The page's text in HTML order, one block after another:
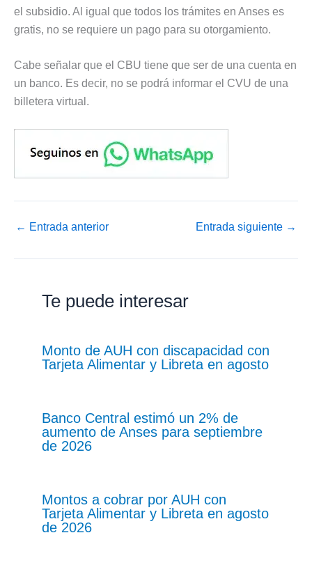
el subsidio. Al igual que todos los trámites en Anses es
gratis, no se requiere un pago para su otorgamiento.
Cabe señalar que el CBU tiene que ser de una cuenta en
un banco. Es decir, no se podrá informar el CVU de una
billetera virtual.
← Entrada anterior Entrada siguiente →
Te puede interesar
Monto de AUH con discapacidad con
Tarjeta Alimentar y Libreta en agosto
Banco Central estimó un 2% de
aumento de Anses para septiembre
de 2026
Montos a cobrar por AUH con
Tarjeta Alimentar y Libreta en agosto
de 2026